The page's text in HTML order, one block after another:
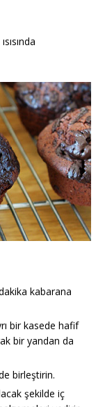
kabarana
bir kasede hafif
bir yandan da
birleştirin.
şekilde iç